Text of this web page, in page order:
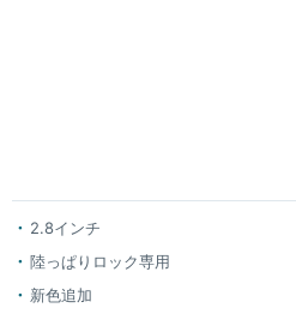
2.8インチ
陸っぱりロック専用
新色追加